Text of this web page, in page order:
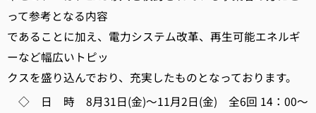
って参考となる内容
であることに加え、電力システム改革、再生可能エネルギ
ーなど幅広いトピッ
クスを盛り込んでおり、充実したものとなっております。
◇ 日 時 8月31日(金)～11月2日(金) 全6回 14：00～